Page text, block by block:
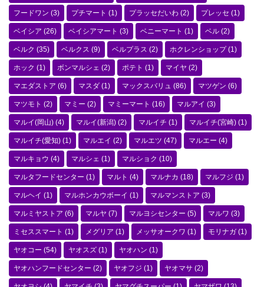
フードワン (3) プチマート (1) プラッセだいわ (2) プレッセ (1)
ベイシア (26) ベイシアマート (3) ベニーマート (1) ベル (2)
ベルク (35) ベルクス (9) ベルプラス (2) ホクレンショップ(1)
ホック (1) ボンマルシェ (2) ポテト (1) マイヤ (2)
マエダストア (6) マスダ (1) マックスバリュ (86) マツゲン (6)
マツモト (2) マミー (2) マミーマート (16) マルアイ (3)
マルイ(岡山) (4) マルイ(新潟) (2) マルイチ (1) マルイチ(宮崎) (1)
マルイチ(愛知) (1) マルエイ (2) マルエツ (47) マルエー (4)
マルキョウ (4) マルシェ (1) マルショク (10)
マルタフードセンター (1) マルト (4) マルナカ (18) マルフジ (1)
マルヘイ (1) マルホンカウボーイ (1) マルマンストア (3)
マルミヤストア (6) マルヤ (7) マルヨシセンター (5) マルワ (3)
ミセススマート (1) メグリア (1) メッサオークワ (1) モリナガ (1)
ヤオコー (54) ヤオスズ (1) ヤオハン (1)
ヤオハンフードセンター (2) ヤオフジ (1) ヤオマサ (2)